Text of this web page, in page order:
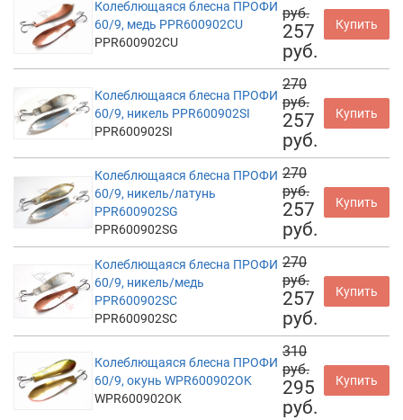
Колеблющаяся блесна ПРОФИ
60/9, медь PPR600902CU
PPR600902CU
руб.
257
руб.
Купить
Колеблющаяся блесна ПРОФИ
60/9, никель PPR600902SI
PPR600902SI
270
руб.
257
руб.
Купить
Колеблющаяся блесна ПРОФИ
60/9, никель/латунь
PPR600902SG
PPR600902SG
270
руб.
257
руб.
Купить
Колеблющаяся блесна ПРОФИ
60/9, никель/медь
PPR600902SC
PPR600902SC
270
руб.
257
руб.
Купить
Колеблющаяся блесна ПРОФИ
60/9, окунь WPR600902OK
WPR600902OK
310
руб.
295
руб.
Купить